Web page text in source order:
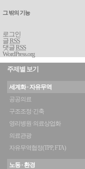
그 밖의 기능
로그인
글RSS
댓글RSS
WordPress.org
주제별 보기
세계화 · 자유무역
공공의료
구조조정·긴축
영리병원·의료상업화
의료관광
자유무역협정(TPP, FTA)
노동 · 환경